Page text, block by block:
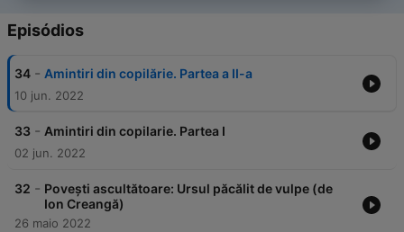
Episódios
34 - Amintiri din copilărie. Partea a II-a
10 jun. 2022
33 - Amintiri din copilarie. Partea I
02 jun. 2022
32 - Povești ascultătoare: Ursul păcălit de vulpe (de
Ion Creangă)
26 maio 2022